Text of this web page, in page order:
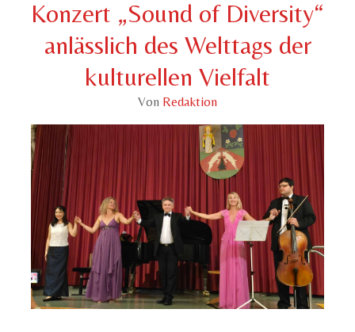
Konzert „Sound of Diversity“
anlässlich des Welttags der
kulturellen Vielfalt
Von Redaktion